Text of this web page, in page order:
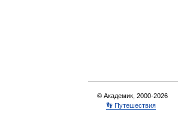
© Академик, 2000-2026
👣 Путешествия